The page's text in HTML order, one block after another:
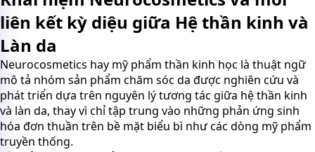
liên kết kỳ diệu giữa Hệ thần kinh và
Làn da
Neurocosmetics hay mỹ phẩm thần kinh học là thuật ngữ
mô tả nhóm sản phẩm chăm sóc da được nghiên cứu và
phát triển dựa trên nguyên lý tương tác giữa hệ thần kinh
và làn da, thay vì chỉ tập trung vào những phản ứng sinh
hóa đơn thuần trên bề mặt biểu bì như các dòng mỹ phẩm
truyền thống.